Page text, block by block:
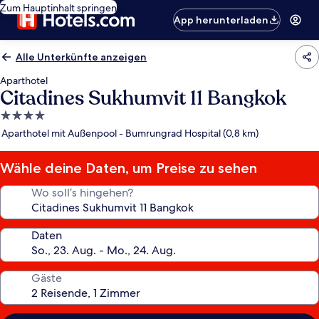
Zum Hauptinhalt springen
App herunterladen
Alle Unterkünfte anzeigen
Aparthotel
Citadines Sukhumvit 11 Bangkok
4.0-
Sterne-
Aparthotel mit Außenpool - Bumrungrad Hospital (0,8 km)
Wähle deine Daten, um Preise zu sehen
Wo soll’s hingehen?
Daten
Gäste